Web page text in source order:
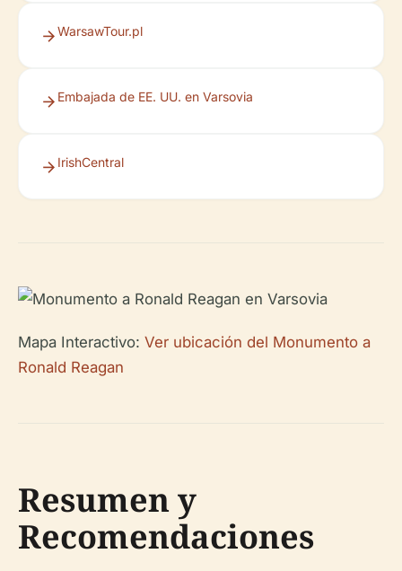
WarsawTour.pl
Embajada de EE. UU. en Varsovia
IrishCentral
Mapa Interactivo: Ver ubicación del Monumento a
Ronald Reagan
Resumen y
Recomendaciones